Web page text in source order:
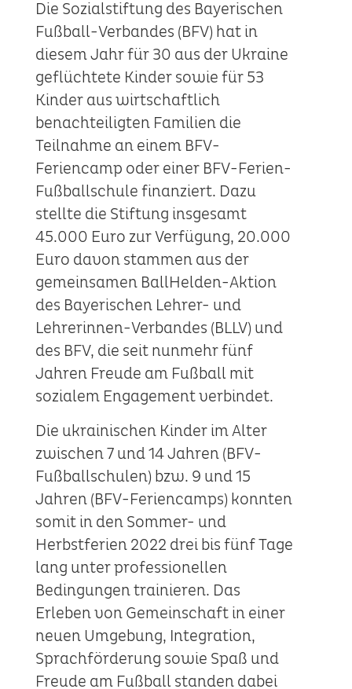
Die Sozialstiftung des Bayerischen
Fußball-Verbandes (BFV) hat in
diesem Jahr für 30 aus der Ukraine
geflüchtete Kinder sowie für 53
Kinder aus wirtschaftlich
benachteiligten Familien die
Teilnahme an einem BFV-
Feriencamp oder einer BFV-Ferien-
Fußballschule finanziert. Dazu
stellte die Stiftung insgesamt
45.000 Euro zur Verfügung, 20.000
Euro davon stammen aus der
gemeinsamen BallHelden-Aktion
des Bayerischen Lehrer- und
Lehrerinnen-Verbandes (BLLV) und
des BFV, die seit nunmehr fünf
Jahren Freude am Fußball mit
sozialem Engagement verbindet.
Die ukrainischen Kinder im Alter
zwischen 7 und 14 Jahren (BFV-
Fußballschulen) bzw. 9 und 15
Jahren (BFV-Feriencamps) konnten
somit in den Sommer- und
Herbstferien 2022 drei bis fünf Tage
lang unter professionellen
Bedingungen trainieren. Das
Erleben von Gemeinschaft in einer
neuen Umgebung, Integration,
Sprachförderung sowie Spaß und
Freude am Fußball standen dabei